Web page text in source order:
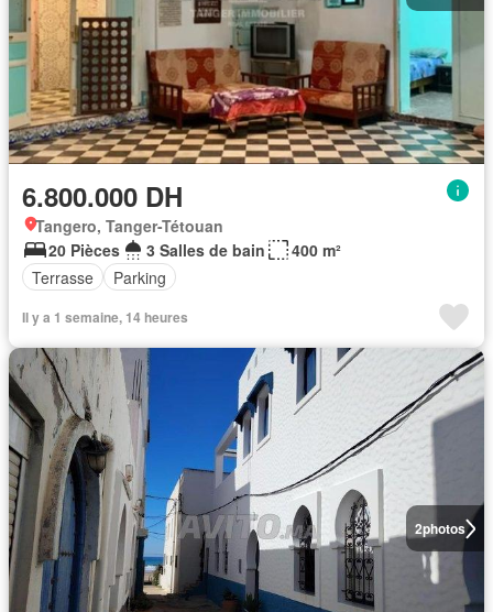
6.800.000 DH
Tangero, Tanger-Tétouan
20 Pièces
3 Salles de bain
400 m²
Terrasse
Parking
Il y a 1 semaine, 14 heures
2photos